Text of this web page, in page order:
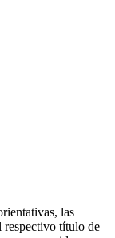
las
respectivo título de